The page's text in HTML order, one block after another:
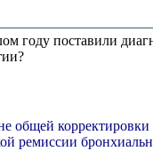
году поставили
общей корректировки
ремиссии